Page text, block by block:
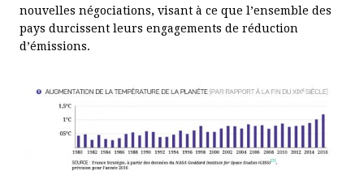
nouvelles négociations, visant à ce que l’ensemble des
pays durcissent leurs engagements de réduction
d’émissions.